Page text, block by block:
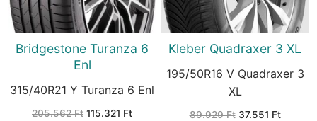
Bridgestone Turanza 6
Enl
315/40R21 Y Turanza 6 Enl
205.562Ft Original
115.321 FtCurrent
Kleber Quadraxer 3 XL
195/50R16 V Quadraxer 3
XL
89.929Ft Original
37.551 FtCurrent